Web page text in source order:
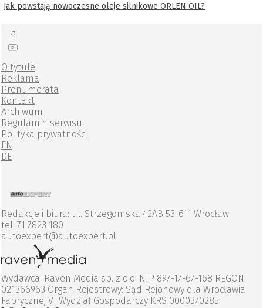
Jak powstają nowoczesne oleje silnikowe ORLEN OIL?
O tytule
Reklama
Prenumerata
Kontakt
Archiwum
Regulamin serwisu
Polityka prywatności
EN
DE
Redakcje i biura: ul. Strzegomska 42AB 53-611 Wrocław
tel. 71 7823 180
autoexpert@autoexpert.pl
Wydawca: Raven Media sp. z o.o. NIP 897-17-67-168 REGON
021366963 Organ Rejestrowy: Sąd Rejonowy dla Wrocławia
Fabrycznej VI Wydział Gospodarczy KRS 0000370285